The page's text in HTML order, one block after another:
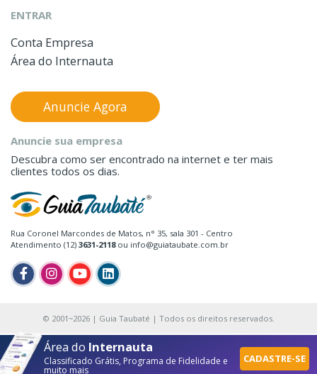
ENTRAR
Conta Empresa
Área do Internauta
Rua Coronel Marcondes de Matos, n° 35, sala 301 - Centro
Atendimento (12) 3631-2118ou info@guiataubate.com.br
Anuncie sua empresa
Descubra como ser encontrado na internet e ter mais
clientes todos os dias.
Anuncie Agora
© 2001~2026 | Guia Taubaté | Todos os direitos reservados.
Área do Internauta
Classificado Grátis, Programa de Fidelidade e
muito mais
CADASTRE-SE